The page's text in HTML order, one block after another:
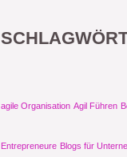
agile Organisation Agil Führen
Entrepreneure Blogs für